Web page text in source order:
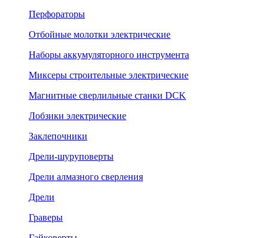
Перфораторы
Отбойные молотки электрические
Наборы аккумуляторного инструмента
Миксеры строительные электрические
Магнитные сверлильные станки DCK
Лобзики электрические
Заклепочники
Дрели-шуруповерты
Дрели алмазного сверления
Дрели
Граверы